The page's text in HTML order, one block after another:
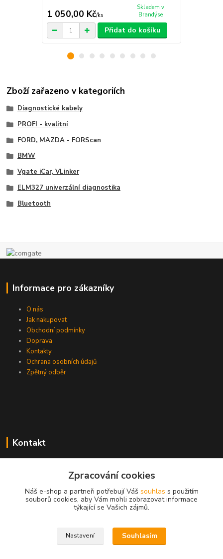
1 050,00 Kč/ks
Skladem v
Brandýse
Přidat do košíku
Zboží zařazeno v kategoriích
Diagnostické kabely
PROFI - kvalitní
FORD, MAZDA - FORScan
BMW
Vgate iCar, VLinker
ELM327 univerzální diagnostika
Bluetooth
Informace pro zákazníky
O nás
Jak nakupovat
Obchodní podmínky
Doprava
Kontakty
Ochrana osobních údajů
Zpětný odběr
Kontakt
Zpracování cookies
Náš e-shop a partneři potřebují Váš souhlas s použitím
souborů cookies, aby Vám mohli zobrazovat informace
týkající se Vašich zájmů.
Nastavení Souhlasím